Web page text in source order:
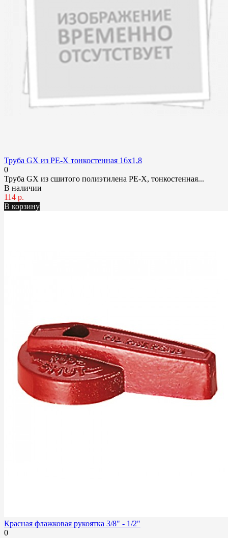
Труба GX из PE-X тонкостенная 16x1,8
0
Труба GX из сшитого полиэтилена PE-X, тонкостенная...
В наличии
114 р.
В корзину
Красная флажковая рукоятка 3/8" - 1/2"
0